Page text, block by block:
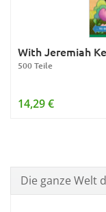
With Jeremiah
500 Teile
14,29 €
Die ganze Welt